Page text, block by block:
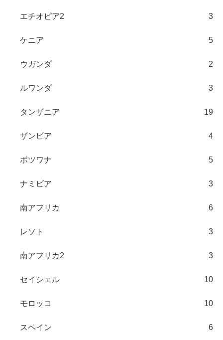
エチオピア2 3
ケニア 5
ウガンダ 2
ルワンダ 3
タンザニア 19
ザンビア 4
ボツワナ 5
ナミビア 3
南アフリカ 6
レソト 3
南アフリカ2 3
セイシェル 10
モロッコ 10
スペイン 6